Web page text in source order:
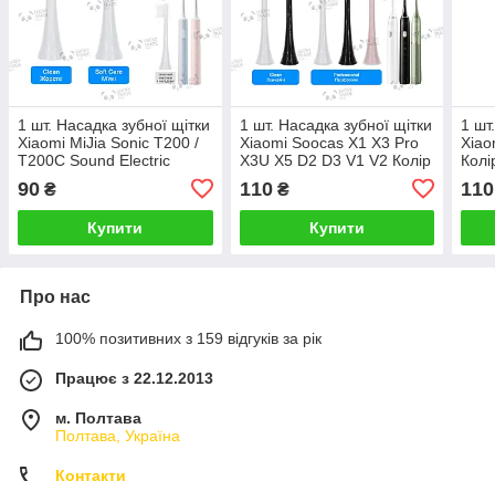
1 шт. Насадка зубної щітки
Xiaomi MiJia Sonic T200 /
T200C Sound Electric
Toothbrush Колір на вибір
90 ₴
Купити
1 шт. Насадка зубної щітки
Xiaomi Soocas X1 X3 Pro
X3U X5 D2 D3 V1 V2 Колір
110₴
Купити
1
110
Про нас
100% позитивних з 159 відгуків за рік
Працює з 22.12.2013
м. Полтава
Полтава, Україна
Контакти